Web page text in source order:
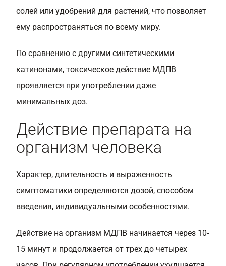
солей или удобрений для растений, что позволяет
ему распространяться по всему миру.
По сравнению с другими синтетическими
катинонами, токсическое действие МДПВ
проявляется при употреблении даже
минимальных доз.
Действие препарата на
организм человека
Характер, длительность и выраженность
симптоматики определяются дозой, способом
введения, индивидуальными особенностями.
Действие на организм МДПВ начинается через 10-
15 минут и продолжается от трех до четырех